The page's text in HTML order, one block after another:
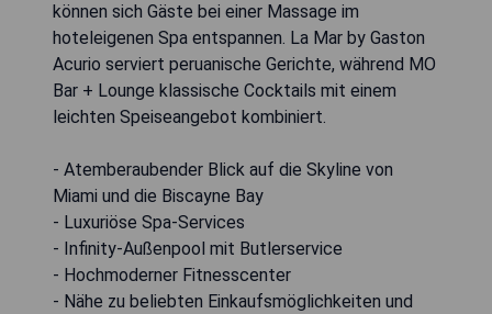
können sich Gäste bei einer Massage im
hoteleigenen Spa entspannen. La Mar by Gaston
Acurio serviert peruanische Gerichte, während MO
Bar + Lounge klassische Cocktails mit einem
leichten Speiseangebot kombiniert.
- Atemberaubender Blick auf die Skyline von
Miami und die Biscayne Bay
- Luxuriöse Spa-Services
- Infinity-Außenpool mit Butlerservice
- Hochmoderner Fitnesscenter
- Nähe zu beliebten Einkaufsmöglichkeiten und